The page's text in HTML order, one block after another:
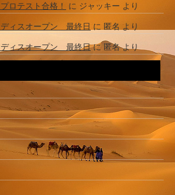
ロテスト合格！ に ジャッキー より
ィスオープン 最終日 に 匿名 より
ディスオープン 最終日に匿名より